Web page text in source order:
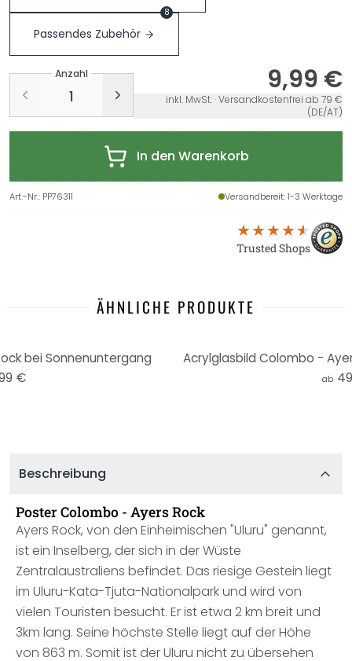
Passendes Zubehör
8
Anzahl 9,99 €
inkl. MwSt. · Versandkostenfrei ab 79 €
(DE/AT)
In den Warenkorb
Art.-Nr.: PP76311 Versandbereit: 1-3 Werktage
Trusted Shops
ÄHNLICHE PRODUKTE
bei Sonnenuntergang
€
Acrylglasbild Colombo -
ab
Beschreibung
Poster Colombo - Ayers Rock
Ayers Rock, von den Einheimischen "Uluru" genannt,
ist ein Inselberg, der sich in der Wüste
Zentralaustraliens befindet. Das riesige Gestein liegt
im Uluru-Kata-Tjuta-Nationalpark und wird von
vielen Touristen besucht. Er ist etwa 2 km breit und
3km lang. Seine höchste Stelle liegt auf der Höhe
von 863 m. Somit ist der Uluru nicht zu übersehen